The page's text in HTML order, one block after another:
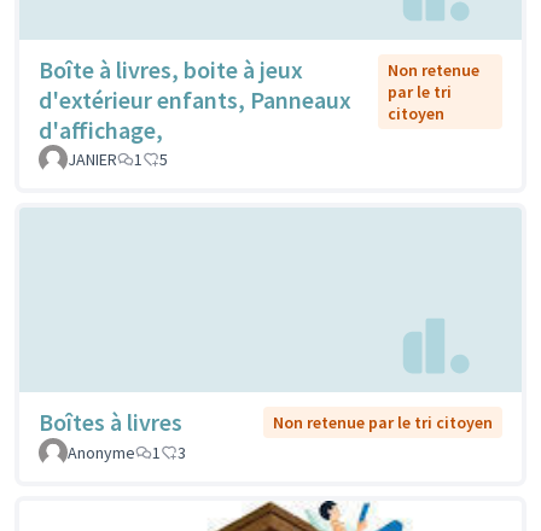
Boîte à livres, boite à jeux
d'extérieur enfants, Panneaux
d'affichage,
Non retenue
par le tri
citoyen
JANIER 1 5
Boîtes à livres
Non retenue par le tri citoyen
Anonyme
1 3